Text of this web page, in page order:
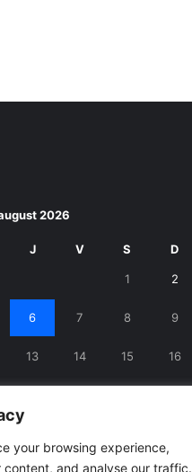
your browsing experience,
content, and analyse our traffic.
2026
J V S D
1 2
6 7 8 9
13 14 15 16